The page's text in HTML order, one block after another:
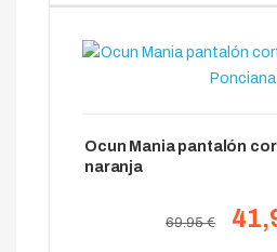
Ocun Mania pantalón
naranja
69.95 €